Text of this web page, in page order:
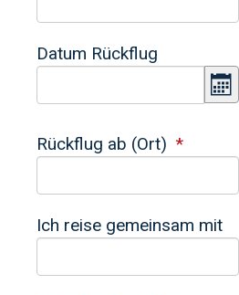
Datum Rückflug
Rückflug ab (Ort)
Ich reise gemeinsam mit